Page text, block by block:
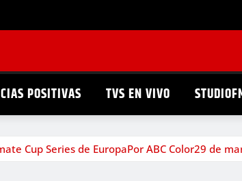
POSITIVAS TVS EN VIVO
Cup Series de EuropaPor ABC Color29 de